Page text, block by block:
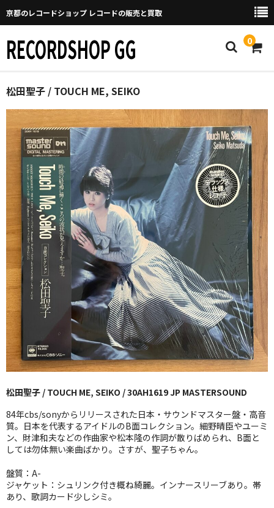
京都のレコードショップ レコードの販売と買取
RECORDSHOP GG 0
Home
マイページ
GGについて
買取について
取り置きなどについて
Categories
New Arrivals
新譜
GG RECORD （当店のレーベル）
全商品
JAZZ-US
BLUE NOTE
JAZZ-EU
JAZZ-JP
JAZZ-VOCAL
J-POP
ROCK
松田聖子 / TOUCH ME, SEIKO
松田聖子 / TOUCH ME, SEIKO / 30AH1619 JP MASTERSOUND
84年cbs/sonyからリリースされた日本・サウンドマスター盤・高音
質。日本を代表するアイドルのB面コレクション。細野晴臣やユーミ
ン、財津和夫などの作曲家や松本隆の作詞が散りばめられ、B面と
しては勿体無い楽曲ばかり。さすが、聖子ちゃん。
盤質：A-
ジャケット：シュリンク付き概ね綺麗。インナースリーブあり。帯
あり、歌詞カード少しシミ。